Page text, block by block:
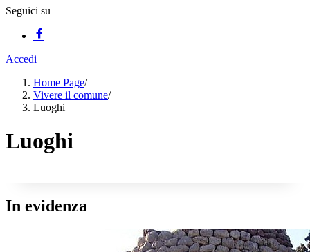
Seguici su
Accedi
Home Page/
Vivere il comune/
Luoghi
Luoghi
In evidenza